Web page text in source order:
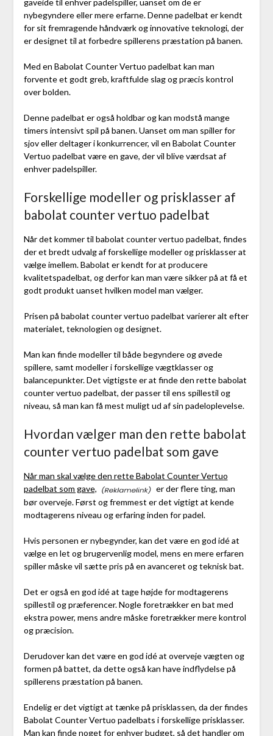
gaveide til enhver padelspiller, uanset om de er
nybegyndere eller mere erfarne. Denne padelbat er kendt
for sit fremragende håndværk og innovative teknologi, der
er designet til at forbedre spillerens præstation på banen.
Med en Babolat Counter Vertuo padelbat kan man
forvente et godt greb, kraftfulde slag og præcis kontrol
over bolden.
Denne padelbat er også holdbar og kan modstå mange
timers intensivt spil på banen. Uanset om man spiller for
sjov eller deltager i konkurrencer, vil en Babolat Counter
Vertuo padelbat være en gave, der vil blive værdsat af
enhver padelspiller.
Forskellige modeller og prisklasser af
babolat counter vertuo padelbat
Når det kommer til babolat counter vertuo padelbat, findes
der et bredt udvalg af forskellige modeller og prisklasser at
vælge imellem. Babolat er kendt for at producere
kvalitetspadelbat, og derfor kan man være sikker på at få et
godt produkt uanset hvilken model man vælger.
Prisen på babolat counter vertuo padelbat varierer alt efter
materialet, teknologien og designet.
Man kan finde modeller til både begyndere og øvede
spillere, samt modeller i forskellige vægtklasser og
balancepunkter. Det vigtigste er at finde den rette babolat
counter vertuo padelbat, der passer til ens spillestil og
niveau, så man kan få mest muligt ud af sin padeloplevelse.
Hvordan vælger man den rette babolat
counter vertuo padelbat som gave
Når man skal vælge den rette Babolat Counter Vertuo
padelbat som gave,
er der flere ting, man
bør overveje. Først og fremmest er det vigtigt at kende
modtagerens niveau og erfaring inden for padel.
Hvis personen er nybegynder, kan det være en god idé at
vælge en let og brugervenlig model, mens en mere erfaren
spiller måske vil sætte pris på en avanceret og teknisk bat.
Det er også en god idé at tage højde for modtagerens
spillestil og præferencer. Nogle foretrækker en bat med
ekstra power, mens andre måske foretrækker mere kontrol
og præcision.
Derudover kan det være en god idé at overveje vægten og
formen på battet, da dette også kan have indflydelse på
spillerens præstation på banen.
Endelig er det vigtigt at tænke på prisklassen, da der findes
Babolat Counter Vertuo padelbats i forskellige prisklasser.
Man kan finde noget for enhver budget, så det handler om